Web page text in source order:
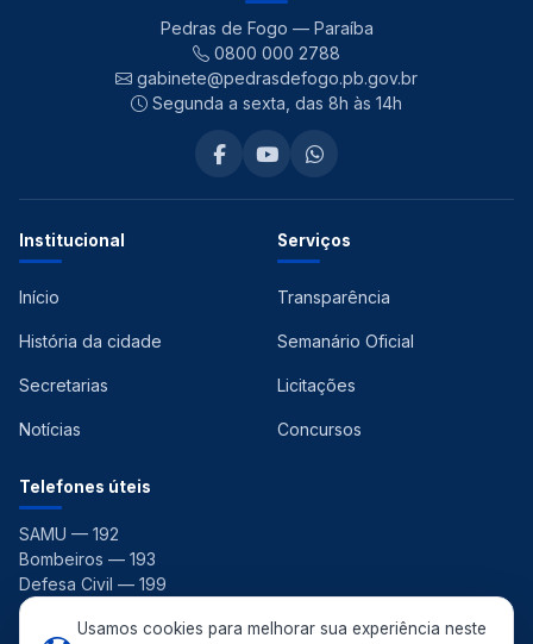
Pedras de Fogo — Paraíba
0800 000 2788
gabinete@pedrasdefogo.pb.gov.br
Segunda a sexta, das 8h às 14h
Institucional
Início
História da cidade
Secretarias
Notícias
Serviços
Transparência
Semanário Oficial
Licitações
Concursos
Telefones úteis
SAMU — 192
Bombeiros — 193
Defesa Civil — 199
Ouvidoria — 156
Usamos cookies para melhorar sua experiência neste